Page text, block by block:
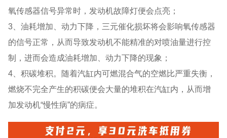
氧传感器信号异常时，发动机故障灯便会点亮；
3、油耗增加、动力下降，三元催化损坏将会影响氧传感器
的信号正常，从而导致发动机不能精准的对喷油量进行控
制，进而会造成油耗增加、动力下降的现象；
4、积碳堆积。随着汽缸内可燃混合气的空燃比严重失衡，
燃烧不完全产生的积碳便会大量的堆积在汽缸内，从而增
加发动机“慢性病”的病症。